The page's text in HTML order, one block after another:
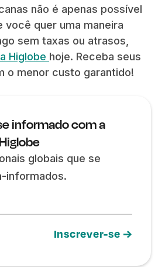
não é apenas possível
você quer uma maneira
sem taxas ou atrasos,
Higlobe hoje. Receba seus
o menor custo garantido!
informado com a
globais que se
informados.